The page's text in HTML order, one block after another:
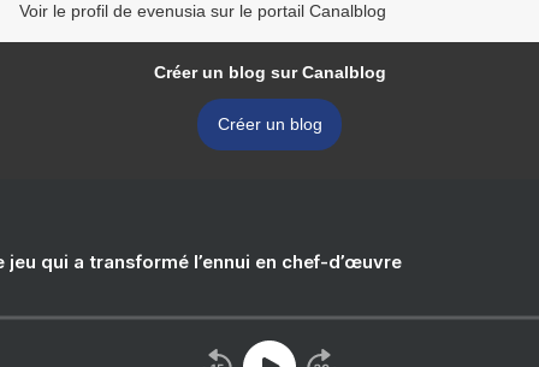
Voir le profil de evenusia sur le portail Canalblog
Créer un blog sur Canalblog
Créer un blog
jeu qui a transformé l’ennui en chef-d’œuvre